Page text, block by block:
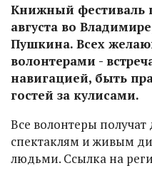
Книжный фестиваль
августа во
Пушкина. Всех
волонтерами -
навигацией, быть
гостей за кулисами.
Все волонтеры
спектаклям и живым
людьми. Ссылка на